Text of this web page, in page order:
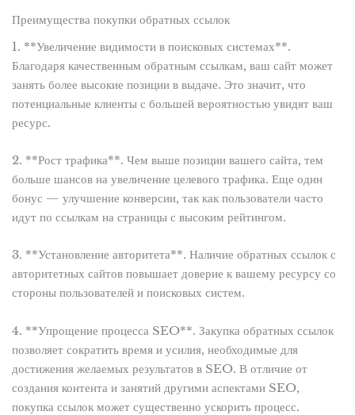
Преимущества покупки обратных ссылок
1. **Увеличение видимости в поисковых системах**.
Благодаря качественным обратным ссылкам, ваш сайт может
занять более высокие позиции в выдаче. Это значит, что
потенциальные клиенты с большей вероятностью увидят ваш
ресурс.
2. **Рост трафика**. Чем выше позиции вашего сайта, тем
больше шансов на увеличение целевого трафика. Еще один
бонус — улучшение конверсии, так как пользователи часто
идут по ссылкам на страницы с высоким рейтингом.
3. **Установление авторитета**. Наличие обратных ссылок с
авторитетных сайтов повышает доверие к вашему ресурсу со
стороны пользователей и поисковых систем.
4. **Упрощение процесса SEO**. Закупка обратных ссылок
позволяет сократить время и усилия, необходимые для
достижения желаемых результатов в SEO. В отличие от
создания контента и занятий другими аспектами SEO,
покупка ссылок может существенно ускорить процесс.